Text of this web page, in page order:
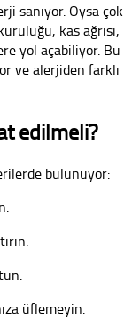
sanıyor. Oysa çok
kas ağrısı,
yol açabiliyor. Bu
ve alerjiden farklı
edilmeli?
bulunuyor:
üflemeyin.